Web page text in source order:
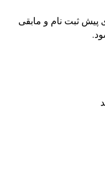
پیش ثبت نام و مابقی